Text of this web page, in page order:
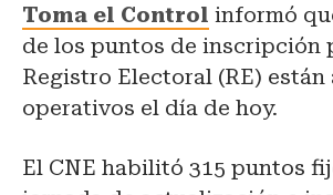
Toma el Control informó
de los puntos de inscripción
Registro Electoral (RE)
operativos el día de hoy.
El CNE habilitó 315 puntos